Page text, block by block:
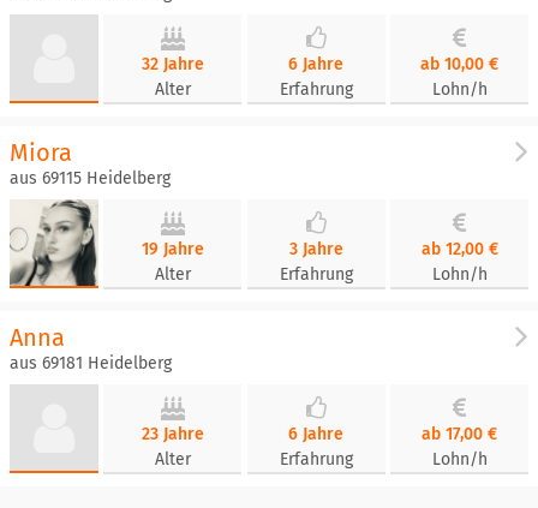
32 Jahre
Alter
6 Jahre
Erfahrung
ab 10,00 €
Lohn/h
Miora
aus 69115 Heidelberg
19 Jahre
Alter
3 Jahre
Erfahrung
ab 12,00 €
Lohn/h
Anna
aus 69181 Heidelberg
23 Jahre
Alter
6 Jahre
Erfahrung
ab 17,00 €
Lohn/h